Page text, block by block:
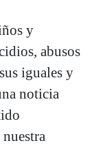
y
abusos
iguales y
noticia